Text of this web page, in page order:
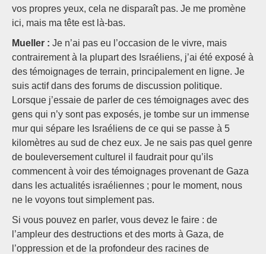
vos propres yeux, cela ne disparaît pas. Je me promène
ici, mais ma tête est là-bas.
Mueller : Je n’ai pas eu l’occasion de le vivre, mais
contrairement à la plupart des Israéliens, j’ai été exposé à
des témoignages de terrain, principalement en ligne. Je
suis actif dans des forums de discussion politique.
Lorsque j’essaie de parler de ces témoignages avec des
gens qui n’y sont pas exposés, je tombe sur un immense
mur qui sépare les Israéliens de ce qui se passe à 5
kilomètres au sud de chez eux. Je ne sais pas quel genre
de bouleversement culturel il faudrait pour qu’ils
commencent à voir des témoignages provenant de Gaza
dans les actualités israéliennes ; pour le moment, nous
ne le voyons tout simplement pas.
Si vous pouvez en parler, vous devez le faire : de
l’ampleur des destructions et des morts à Gaza, de
l’oppression et de la profondeur des racines de